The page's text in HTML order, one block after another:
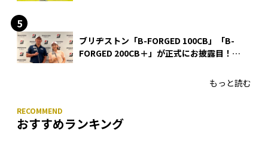
ブリヂストン「B-FORGED 100CB」「B-
FORGED 200CB＋」が正式にお披露目！
もっと読む
おすすめランキング